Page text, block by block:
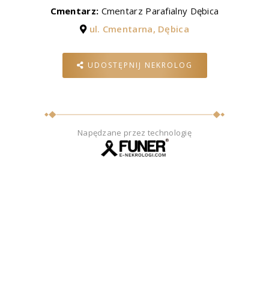
Cmentarz: Cmentarz Parafialny Dębica
ul. Cmentarna, Dębica
UDOSTĘPNIJ NEKROLOG
Napędzane przez technologię